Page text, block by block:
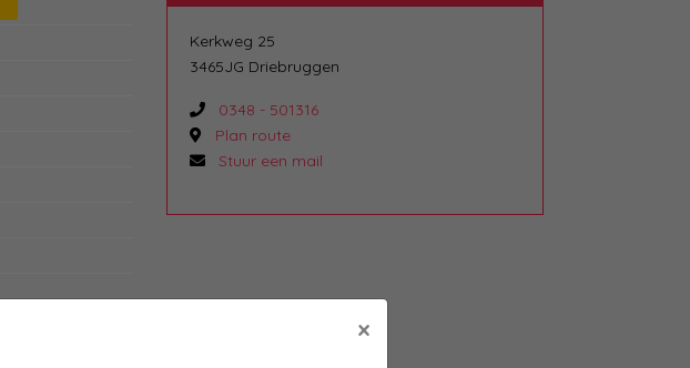
Kerkweg 25
3465JG Driebruggen
0348 - 501316
Plan route
Stuur een mail
×